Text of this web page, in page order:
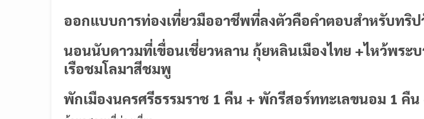
ออกแบบการท่องเที่ยวมืออาชีพที่ลงตัวคือคำตอบสำหรับทริ
นอนนับดาวมที่เขื่อนเชี่ยวหลาน กุ้ยหลินเมืองไทย +ไหว้พระ
เรือชมโลมาสีชมพู
พักเมืองนครศรีธรรมราช 1 คืน + พักรีสอร์ททะเลขนอม 1 คื